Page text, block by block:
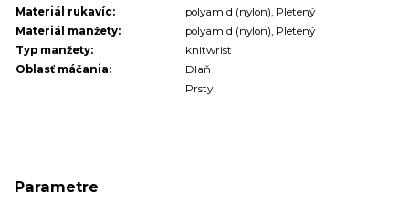
Materiál rukavíc:
polyamid (nylon), Pletený
Materiál manžety:
polyamid (nylon), Pletený
Typ manžety:
knitwrist
Oblasť máčania:
Dlaň
Prsty
Parametre